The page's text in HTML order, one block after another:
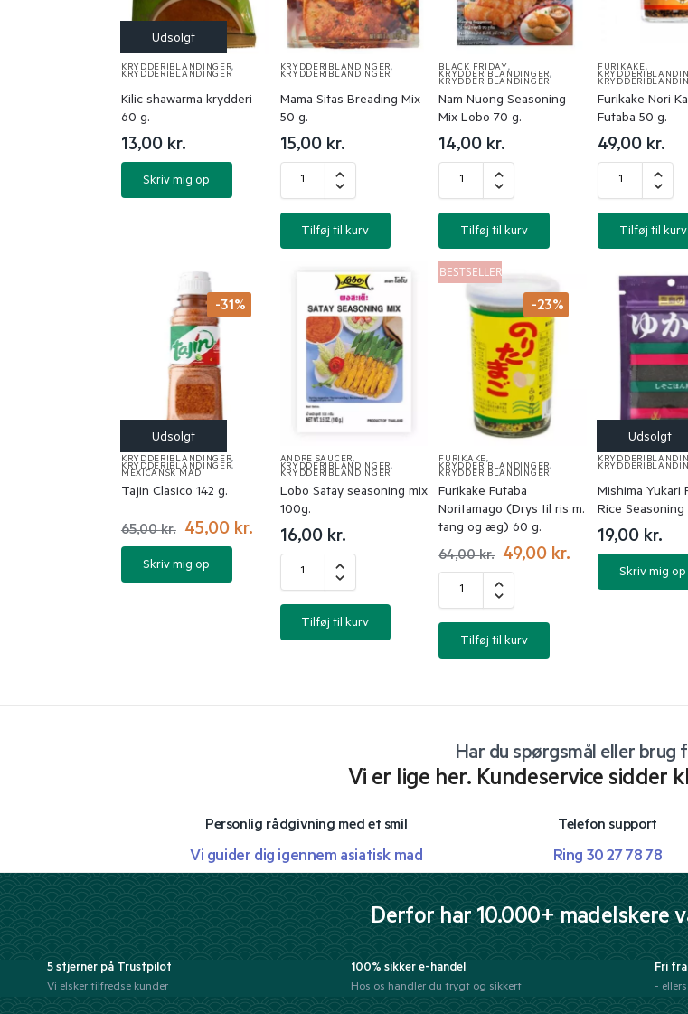
KRYDDERIBLANDINGER,
KRYDDERIBLANDINGER
Kilic shawarma krydderi
60 g.
13,00 kr.
Skriv mig op
KRYDDERIBLANDINGER,
KRYDDERIBLANDINGER
Mama Sitas Breading Mix
50 g.
15,00 kr.
Tilføj til kurv
BLACK FRIDAY,
KRYDDERIBLANDINGER,
KRYDDERIBLANDINGER
Nam Nuong Seasoning
Mix Lobo 70 g.
14,00 kr.
Tilføj til kurv
FURIKAKE,
Furikake Nori
Futaba 50 g.
49,00 kr.
Tilføj til kurv
-31%
KRYDDERIBLANDINGER,
KRYDDERIBLANDINGER,
MEXICANSK MAD
Tajin Clasico 142 g.
65,00kr. 45,00 kr.
Skriv mig op
ANDRE SAUCER,
KRYDDERIBLANDINGER,
KRYDDERIBLANDINGER
Lobo Satay seasoning mix
100g.
16,00 kr.
Tilføj til kurv
-23%
BESTSELLER
FURIKAKE,
KRYDDERIBLANDINGER,
KRYDDERIBLANDINGER
Furikake Futaba
Noritamago (Drys til ris m.
tang og æg) 60 g.
64,00kr. 49,00 kr.
Tilføj til kurv
Mishima Yukari
Rice Seasoning
19,00 kr.
Skriv mig op
Har du spørgsmål eller brug
Vi er lige her. Kundeservice sidder
Personlig rådgivning med et smil
Vi guider dig igennem asiatisk mad
Telefon support
Ring 30 27 78 78
Derfor har 10.000+ madelskere
5 stjerner på Trustpilot
Vi elsker tilfredse kunder
100% sikker e-handel
Hos os handler du trygt og sikkert
Fri
-